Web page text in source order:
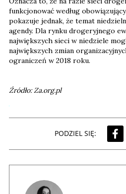
funkcjonować według
pokazuje jednak, że temat
agendy. Dla rynku drogeryjnego
największych sieci w niedziele
największych zmian
ograniczeń w 2018 roku.
Źródło: Za.org.pl
PODZIEL SIĘ: